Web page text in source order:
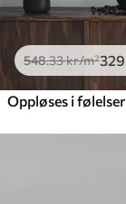
548.33kr/m²329
Oppløses i følelser